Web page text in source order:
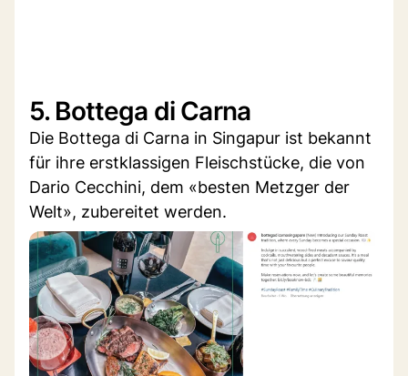
5. Bottega di Carna
Die Bottega di Carna in Singapur ist bekannt
für ihre erstklassigen Fleischstücke, die von
Dario Cecchini, dem «besten Metzger der
Welt», zubereitet werden.